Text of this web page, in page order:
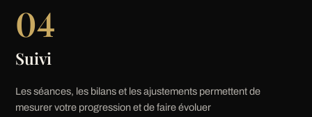
04
Suivi
Les séances, les bilans et les ajustements permettent de
mesurer votre progression et de faire évoluer